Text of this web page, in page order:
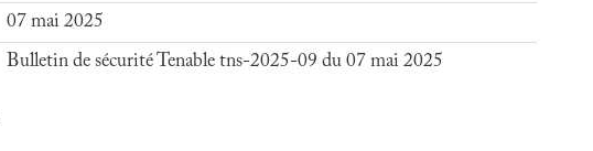
07 mai 2025
Bulletin de sécurité Tenable tns-2025-09 du 07 mai 2025